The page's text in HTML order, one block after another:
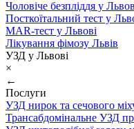
Чоловіче безпліддя у
Посткоїтальний тест у
MAR-тест у Львові
Лікування фімозу Львів
УЗД у Львові
×
←
Послуги
УЗД нирок та сечового
Трансабдомінальне УЗД